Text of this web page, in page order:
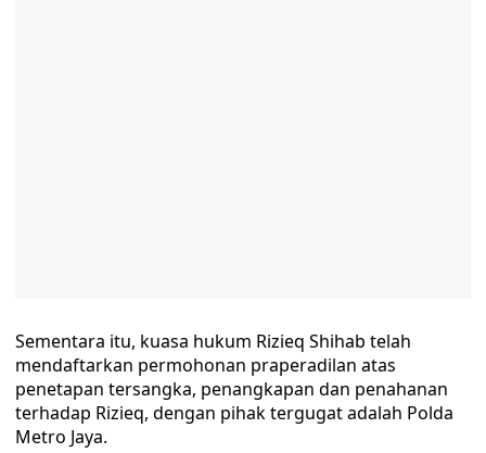
Sementara itu, kuasa hukum Rizieq Shihab telah
mendaftarkan permohonan praperadilan atas
penetapan tersangka, penangkapan dan penahanan
terhadap Rizieq, dengan pihak tergugat adalah Polda
Metro Jaya.